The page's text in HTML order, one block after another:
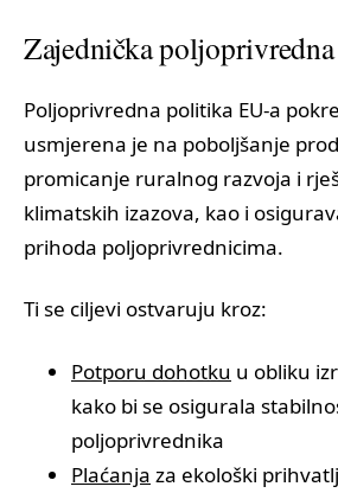
Zajednička
Poljoprivredna politika EU-a
usmjerena je na poboljšanje
promicanje ruralnog razvoja i
klimatskih izazova, kao i
prihoda poljoprivrednicima.
Ti se ciljevi ostvaruju kroz:
Potporu dohotku u obliku
kako bi se osigurala
poljoprivrednika
Plaćanja za ekološki